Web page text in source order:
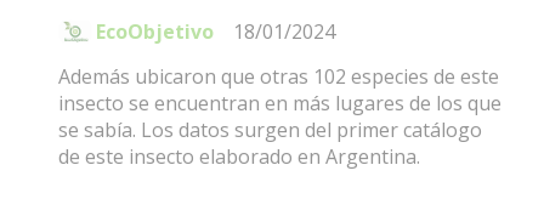
Además ubicaron que otras 102 especies de este
insecto se encuentran en más lugares de los que
se sabía. Los datos surgen del primer catálogo
de este insecto elaborado en Argentina.
18/01/2024
EcoObjetivo